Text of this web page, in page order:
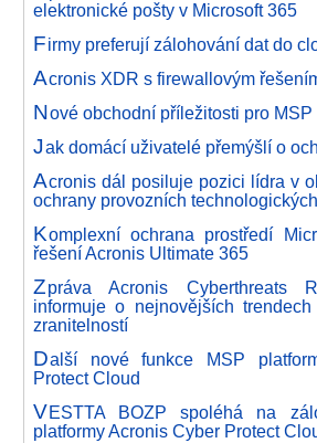
elektronické pošty v Microsoft 365
Firmy preferují zálohování dat do
Acronis XDR s firewallovým
Nové obchodní příležitosti pro
Jak domácí uživatelé přemýšlí o
Acronis dál posiluje pozici lídra v
ochrany provozních
Komplexní ochrana prostředí
řešení Acronis Ultimate 365
Zpráva Acronis Cyberthreats
informuje o nejnovějších
zranitelností
Další nové funkce MSP
Protect Cloud
VESTTA BOZP spoléhá na
platformy Acronis Cyber Protect